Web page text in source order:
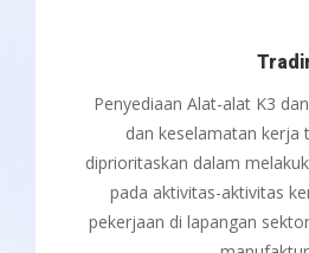
Penyediaan Alat-alat K3
dan keselamatan kerja
diprioritaskan dalam
pada aktivitas-aktivitas
pekerjaan di lapangan